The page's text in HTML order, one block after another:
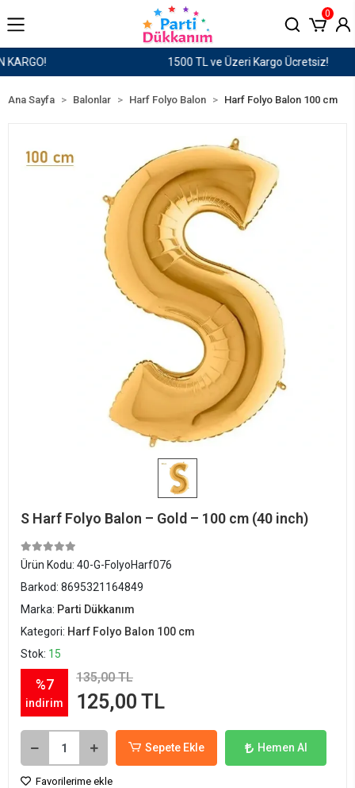
1500 TL ve Üzeri Kargo Ücretsiz!
0
Ana Sayfa Balonlar Harf Folyo Balon Harf Folyo Balon 100 cm
S Harf Folyo Balon – Gold – 100 cm (40 inch)
Ürün Kodu: 40-G-FolyoHarf076
Barkod: 8695321164849
Marka: Parti Dükkanım
Kategori: Harf Folyo Balon 100 cm
Stok: 15
%7
indirim
135,00 TL
125,00 TL
Sepete Ekle Hemen Al
Favorilerime ekle